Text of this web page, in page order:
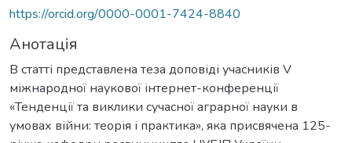
https://orcid.org/0000-0001-7424-8840
Анотація
В статті представлена теза доповіді учасників V
міжнародної наукової інтернет-конференції
«Тенденції та виклики сучасної аграрної науки в
умовах війни: теорія і практика», яка присвячена 125-